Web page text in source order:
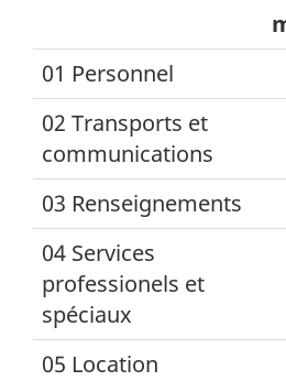
01 Personnel
02 Transports et
communications
03 Renseignements
04 Services
professionels et
spéciaux
05 Location